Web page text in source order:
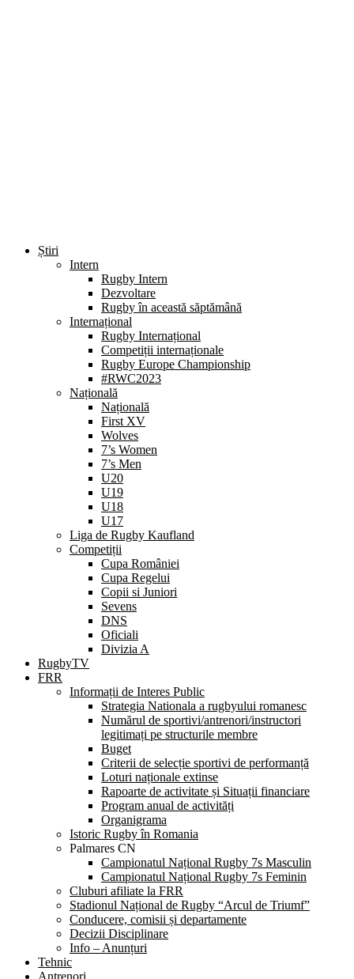
Știri
Intern
Rugby Intern
Dezvoltare
Rugby în această săptămână
Internațional
Rugby Internațional
Competiții internaționale
Rugby Europe Championship
#RWC2023
Națională
Națională
First XV
Wolves
7’s Women
7’s Men
U20
U19
U18
U17
Liga de Rugby Kaufland
Competiții
Cupa României
Cupa Regelui
Copii si Juniori
Sevens
DNS
Oficiali
Divizia A
RugbyTV
FRR
Informații de Interes Public
Strategia Nationala a rugbyului romanesc
Numărul de sportivi/antrenori/instructori
legitimați pe structurile membre
Buget
Criterii de selecție sportivi de performanță
Loturi naționale extinse
Rapoarte de activitate și Situații financiare
Program anual de activități
Organigrama
Istoric Rugby în Romania
Palmares CN
Campionatul Național Rugby 7s Masculin
Campionatul Național Rugby 7s Feminin
Cluburi afiliate la FRR
Stadionul Național de Rugby “Arcul de Triumf”
Conducere, comisii și departamente
Decizii Disciplinare
Info – Anunțuri
Tehnic
Antrenori